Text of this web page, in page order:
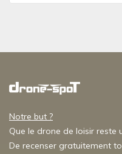
Notre but ?
Que le drone de loisir reste
De recenser gratuitement